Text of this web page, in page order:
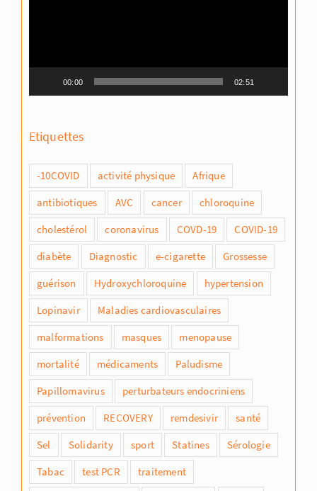
00:00 02:51
Etiquettes
-10COVID activité physique
Afrique
antibiotiques
AVC cancer
chloroquine
cholestérol
coronavirus COVD-19
COVID-19
diabète
Diagnostic e-cigarette
Grossesse
guérison
Hydroxychloroquine
hypertension
Lopinavir
Maladies cardiovasculaires
malformations
masques
menopause
mortalité
médicaments
Paludisme
Papillomavirus
perturbateurs endocriniens
prévention
RECOVERY remdesivir
santé
Sel
Solidarity sport Statines
Sérologie
Tabac
test PCR
traitement